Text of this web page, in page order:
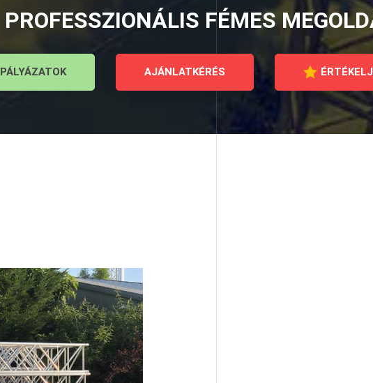
PROFESSZIONÁLIS FÉMES
PÁLYÁZATOK AJÁNLATKÉRÉS